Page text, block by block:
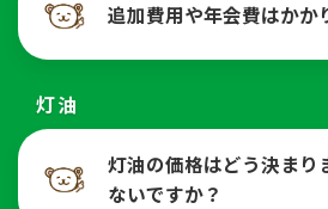
追加費用や年会費はかか
灯油
灯油の価格はどう決まり
ないですか？